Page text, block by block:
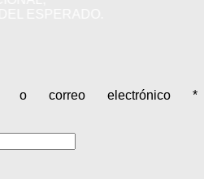
o correo electrónico *